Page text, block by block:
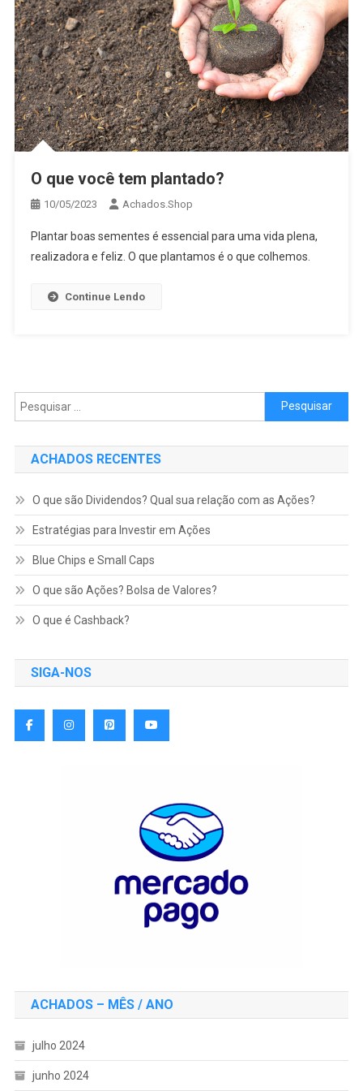
O que você tem plantado?
10/05/2023 Achados.Shop
Plantar boas sementes é essencial para uma vida plena,
realizadora e feliz. O que plantamos é o que colhemos.
Continue Lendo
Pesquisar por:
ACHADOS RECENTES
O que são Dividendos? Qual sua relação com as Ações?
Estratégias para Investir em Ações
Blue Chips e Small Caps
O que são Ações? Bolsa de Valores?
O que é Cashback?
SIGA-NOS
ACHADOS – MÊS / ANO
julho 2024
junho 2024